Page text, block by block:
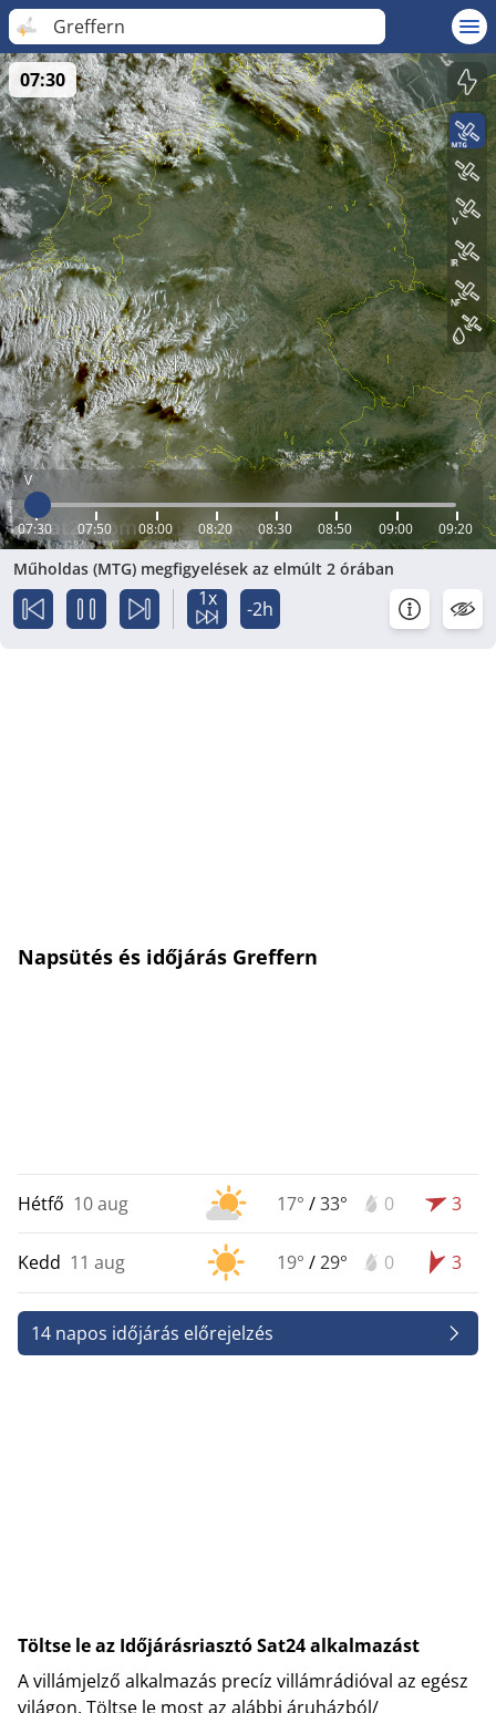
Greffern
V
07:30 07:50 08:00 08:20 08:30 08:50 09:00 09:20
07:30
Műholdas (MTG) megfigyelések az elmúlt 2 órában
1x -2h
Napsütés és időjárás Greffern
Hétfő 10 aug 17° /33° 0 3
Kedd 11 aug 19° /29° 0 3
14 napos időjárás előrejelzés
Töltse le az Időjárásriasztó Sat24 alkalmazást
A villámjelző alkalmazás precíz villámrádióval az egész
világon. Töltse le most az alábbi áruházból/